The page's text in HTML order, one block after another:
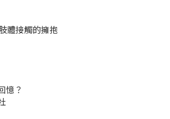
體接觸的擁抱
憶？